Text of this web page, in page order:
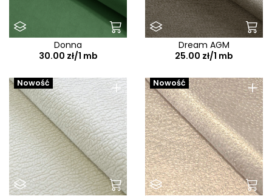
Donna
30.00 zł/1 mb
Dream AGM
25.00 zł/1 mb
+
Nowość +
Nowość